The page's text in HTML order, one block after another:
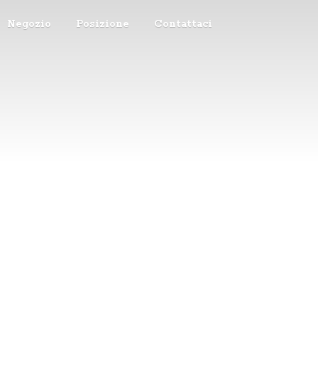
Negozio Posizione Contattaci